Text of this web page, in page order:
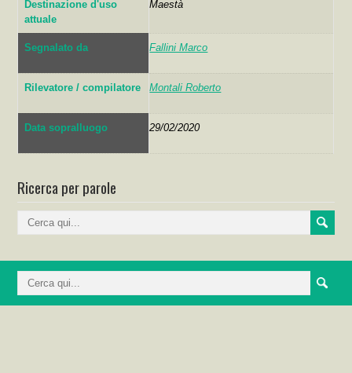
Destinazione d'uso
attuale
Maestà
Segnalato da Fallini Marco
Rilevatore / compilatore Montali Roberto
Data sopralluogo 29/02/2020
Ricerca per parole